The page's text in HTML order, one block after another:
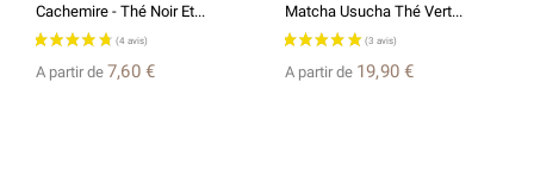
Cachemire - Thé Noir Et...
A partir de 7,60 €
Matcha Usucha Thé Vert...
A partir de 19,90 €